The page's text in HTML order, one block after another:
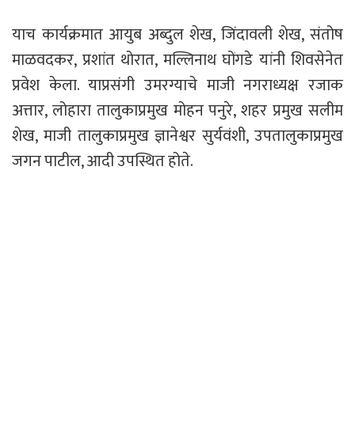
याच कार्यक्रमात आयुब अब्दुल शेख, जिंदावली शेख, संतोष
माळवदकर, प्रशांत थोरात, मल्लिनाथ घोंगडे यांनी शिवसेनेत
प्रवेश केला. याप्रसंगी उमरग्याचे माजी नगराध्यक्ष रजाक
अत्तार, लोहारा तालुकाप्रमुख मोहन पनुरे, शहर प्रमुख सलीम
शेख, माजी तालुकाप्रमुख ज्ञानेश्वर सुर्यवंशी, उपतालुकाप्रमुख
जगन पाटील, आदी उपस्थित होते.